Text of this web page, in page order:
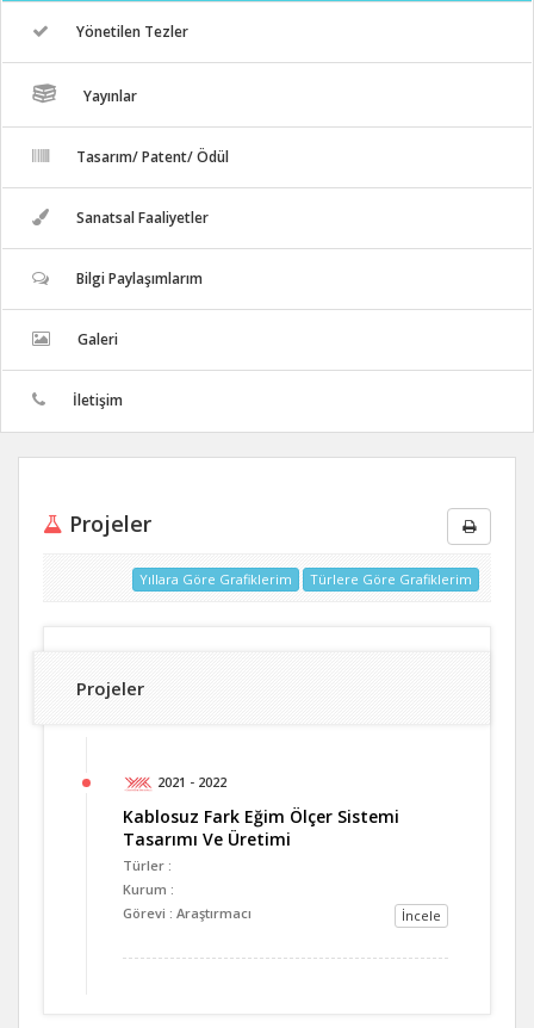
Yönetilen Tezler
Yayınlar
Tasarım/ Patent/ Ödül
Sanatsal Faaliyetler
Bilgi Paylaşımlarım
Galeri
İletişim
Projeler
Yıllara Göre Grafiklerim Türlere Göre Grafiklerim
Projeler
2021 - 2022
Kablosuz Fark Eğim Ölçer Sistemi
Tasarımı Ve Üretimi
Türler :
Kurum :
Görevi : Araştırmacı
İncele